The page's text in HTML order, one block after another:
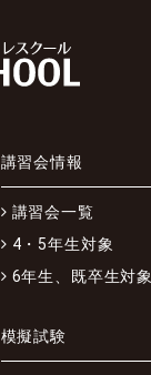
講習会情報
講習会一覧
4・5年生対象
6年生、既卒生対象
模擬試験